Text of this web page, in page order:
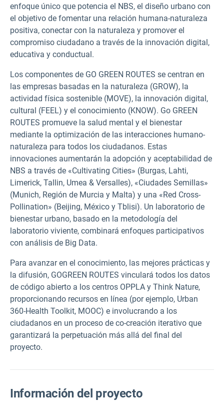
enfoque único que potencia el NBS, el diseño urbano con
el objetivo de fomentar una relación humana-naturaleza
positiva, conectar con la naturaleza y promover el
compromiso ciudadano a través de la innovación digital,
educativa y conductual.
Los componentes de GO GREEN ROUTES se centran en
las empresas basadas en la naturaleza (GROW), la
actividad física sostenible (MOVE), la innovación digital,
cultural (FEEL) y el conocimiento (KNOW). Go GREEN
ROUTES promueve la salud mental y el bienestar
mediante la optimización de las interacciones humano-
naturaleza para todos los ciudadanos. Estas
innovaciones aumentarán la adopción y aceptabilidad de
NBS a través de «Cultivating Cities» (Burgas, Lahti,
Limerick, Tallin, Umea & Versalles), «Ciudades Semillas»
(Munich, Región de Murcia y Malta) y una «Red Cross-
Pollination» (Beijing, México y Tblisi). Un laboratorio de
bienestar urbano, basado en la metodología del
laboratorio viviente, combinará enfoques participativos
con análisis de Big Data.
Para avanzar en el conocimiento, las mejores prácticas y
la difusión, GOGREEN ROUTES vinculará todos los datos
de código abierto a los centros OPPLA y Think Nature,
proporcionando recursos en línea (por ejemplo, Urban
360-Health Toolkit, MOOC) e involucrando a los
ciudadanos en un proceso de co-creación iterativo que
garantizará la perpetuación más allá del final del
proyecto.
Información del proyecto